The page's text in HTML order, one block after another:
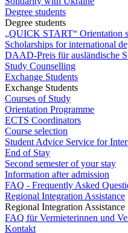
Degree students
Degree students
„QUICK START“ Orientation
Scholarships for international
DAAD-Preis für ausländische
Study Counselling
Exchange Students
Exchange Students
Courses of Study
Orientation Programme
ECTS Coordinators
Course selection
Student Advice Service for
End of Stay
Second semester of your stay
Information after admission
FAQ - Frequently Asked
Regional Integration Assistance
Regional Integration Assistance
FAQ für Vermieterinnen und
Kontakt